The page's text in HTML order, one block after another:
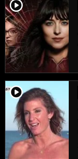
player2
player2